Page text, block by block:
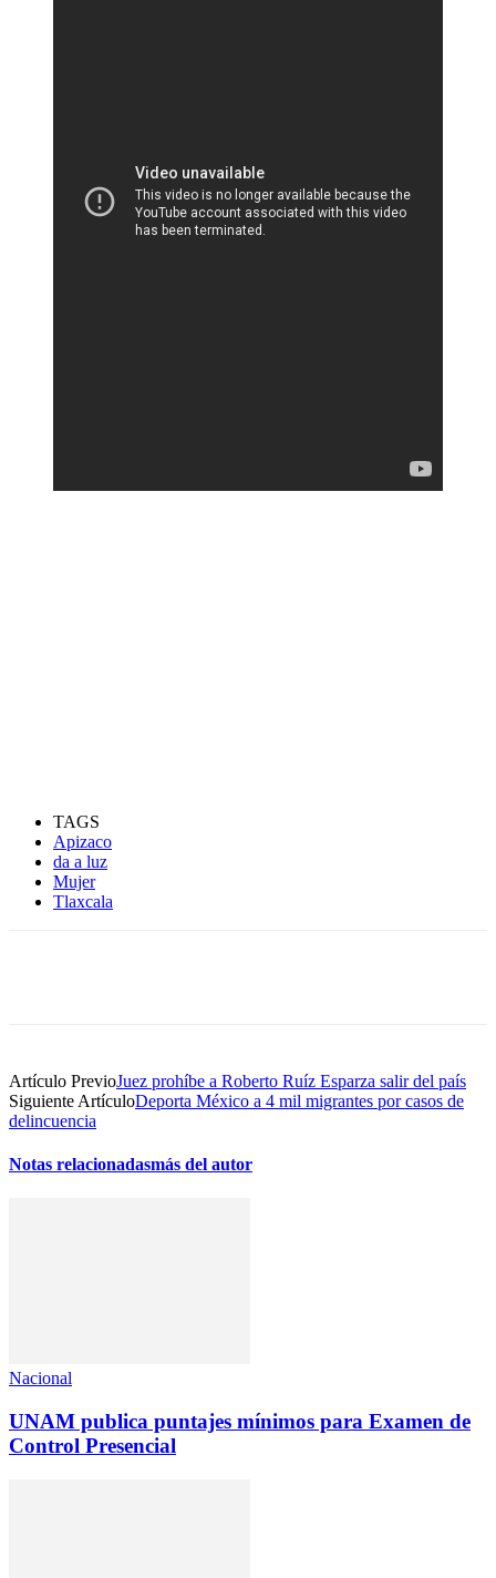
TAGS
Apizaco
da a luz
Mujer
Tlaxcala
Artículo PrevioJuez prohíbe a Roberto Ruíz Esparza salir del país
Siguiente ArtículoDeporta México a 4 mil migrantes por casos de
delincuencia
Notas relacionadasmás del autor
Nacional
UNAM publica puntajes mínimos para Examen de
Control Presencial